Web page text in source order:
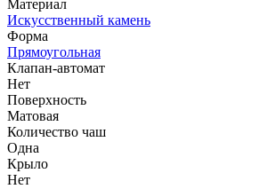
Материал
Искусственный камень
Форма
Прямоугольная
Клапан-автомат
Нет
Поверхность
Матовая
Количество чаш
Одна
Крыло
Нет